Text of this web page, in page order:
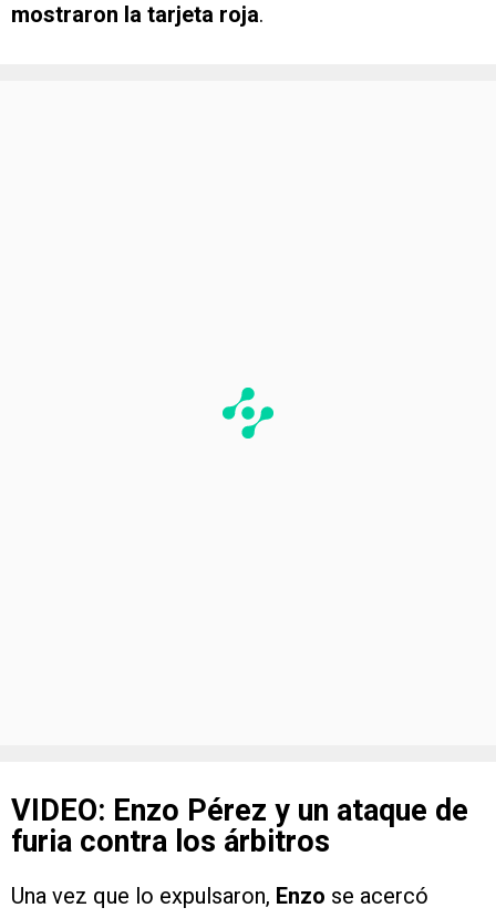
mostraron la tarjeta roja.
VIDEO: Enzo Pérez y un ataque de
furia contra los árbitros
Una vez que lo expulsaron, Enzo se acercó